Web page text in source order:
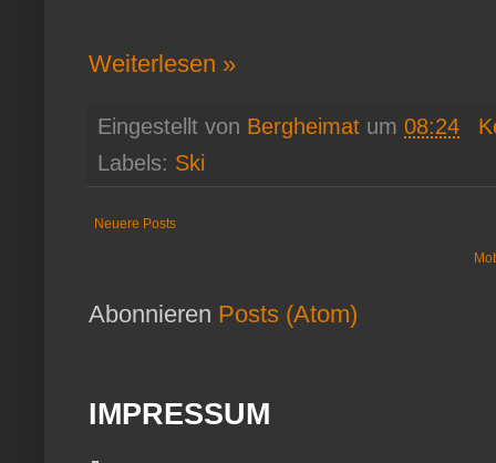
Weiterlesen »
Eingestellt von Bergheimat um 08:24
Labels: Ski
Neuere Posts
Abonnieren Posts (Atom)
IMPRESSUM